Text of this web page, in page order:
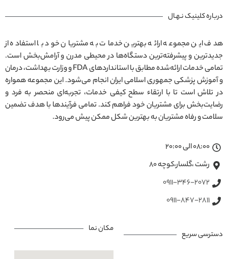
درباره کلینیک نـهـال
هدف این مجموعه ارائه بهترین خدمات به مشتریان خود با استفاده از
جدیدترین و پیشرفته‌ترین دستگاه‌ها در محیطی مدرن و آرامش‌بخش است.
تمامی خدمات ارائه‌شده مطابق با استانداردهای FDA و وزارت بهداشت، درمان
و آموزش پزشکی جمهوری اسلامی ایران انجام می‌شود. این مجموعه همواره
در تلاش است تا با ارتقاء سطح کیفی خدمات، تجربه‌ای منحصر به فرد و
رضایت‌بخش برای مشتریان خود فراهم کند. تمامی فرآیندها با هدف تضمین
سلامت و رفاه مشتریان به بهترین شکل ممکن پیش می‌رود.
08:00 الی 20:00
رشت ،گلسار،کوچه ۸۰
0911-346-2072
0911-847-2811
دسترسی سریع
مکان نما